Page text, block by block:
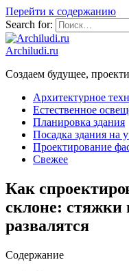
Перейти к содержанию
Search for:
Archiludi.ru
Создаем будущее,
Архитектурное
Естественное
Планировка здания
Посадка здания на
Проектирование
Свежее
Как
склоне: стяжки
развалятся
Содержание